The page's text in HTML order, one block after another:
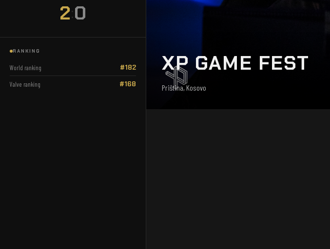
2:0
RANKING
World ranking #182
Valve ranking #168
XP GAME FEST
Priština, Kosovo